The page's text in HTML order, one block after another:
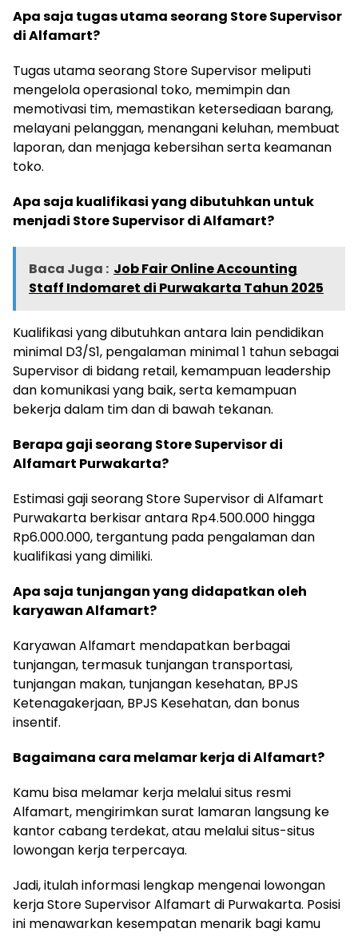
Apa saja tugas utama seorang Store Supervisor
di Alfamart?
Tugas utama seorang Store Supervisor meliputi
mengelola operasional toko, memimpin dan
memotivasi tim, memastikan ketersediaan barang,
melayani pelanggan, menangani keluhan, membuat
laporan, dan menjaga kebersihan serta keamanan
toko.
Apa saja kualifikasi yang dibutuhkan untuk
menjadi Store Supervisor di Alfamart?
Baca Juga : Job Fair Online Accounting
Staff Indomaret di Purwakarta Tahun 2025
Kualifikasi yang dibutuhkan antara lain pendidikan
minimal D3/S1, pengalaman minimal 1 tahun sebagai
Supervisor di bidang retail, kemampuan leadership
dan komunikasi yang baik, serta kemampuan
bekerja dalam tim dan di bawah tekanan.
Berapa gaji seorang Store Supervisor di
Alfamart Purwakarta?
Estimasi gaji seorang Store Supervisor di Alfamart
Purwakarta berkisar antara Rp4.500.000 hingga
Rp6.000.000, tergantung pada pengalaman dan
kualifikasi yang dimiliki.
Apa saja tunjangan yang didapatkan oleh
karyawan Alfamart?
Karyawan Alfamart mendapatkan berbagai
tunjangan, termasuk tunjangan transportasi,
tunjangan makan, tunjangan kesehatan, BPJS
Ketenagakerjaan, BPJS Kesehatan, dan bonus
insentif.
Bagaimana cara melamar kerja di Alfamart?
Kamu bisa melamar kerja melalui situs resmi
Alfamart, mengirimkan surat lamaran langsung ke
kantor cabang terdekat, atau melalui situs-situs
lowongan kerja terpercaya.
Jadi, itulah informasi lengkap mengenai lowongan
kerja Store Supervisor Alfamart di Purwakarta. Posisi
ini menawarkan kesempatan menarik bagi kamu